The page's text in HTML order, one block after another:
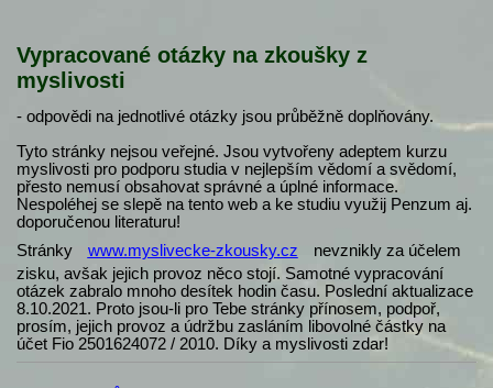
Vypracované otázky na zkoušky z
myslivosti
- odpovědi na jednotlivé otázky jsou průběžně doplňovány.
Tyto stránky nejsou veřejné. Jsou vytvořeny adeptem kurzu
myslivosti pro podporu studia v nejlepším vědomí a svědomí,
přesto nemusí obsahovat správné a úplné informace.
Nespoléhej se slepě na tento web a ke studiu využij Penzum aj.
doporučenou literaturu!
Stránky
www.myslivecke-zkousky.cz
nevznikly za účelem
zisku, avšak jejich provoz něco stojí. Samotné vypracování
otázek zabralo mnoho desítek hodin času. Poslední aktualizace
8.10.2021. Proto jsou-li pro Tebe stránky přínosem, podpoř,
prosím, jejich provoz a údržbu zasláním libovolné částky na
účet Fio 2501624072 / 2010. Díky a myslivosti zdar!